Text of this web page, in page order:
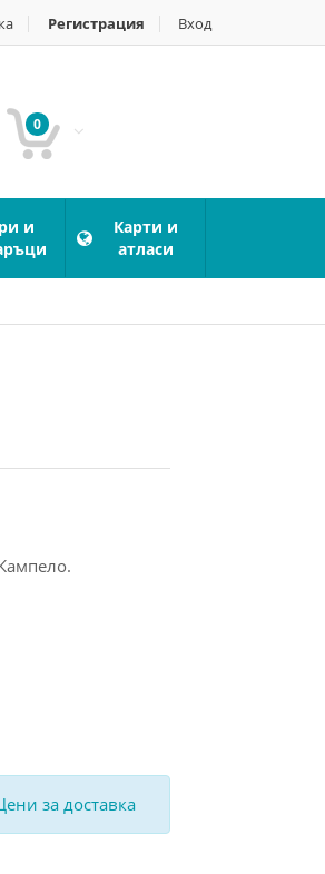
Регистрация Вход
0
и
Карти и
атласи
за доставка